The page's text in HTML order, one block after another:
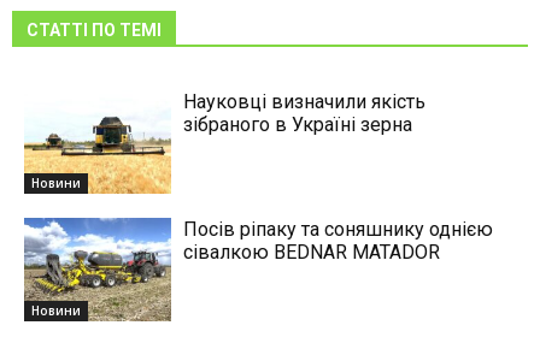
СТАТТІ ПО ТЕМІ
Новини
Науковці визначили якість
зібраного в Україні зерна
Новини
Посів ріпаку та соняшнику однією
сівалкою BEDNAR MATADOR